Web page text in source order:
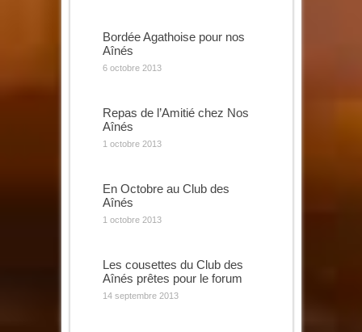
Bordée Agathoise pour nos
Aînés
6 octobre 2013
Repas de l’Amitié chez Nos
Aînés
1 octobre 2013
En Octobre au Club des
Aînés
1 octobre 2013
Les cousettes du Club des
Aînés prêtes pour le forum
14 septembre 2013